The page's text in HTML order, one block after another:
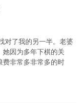
对了我的另一半。老婆
因为多年下棋的关
费非常多非常多的时